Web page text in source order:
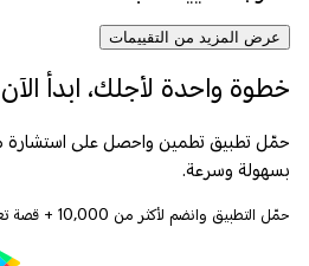
عرض المزيد من التقييمات
خطوة واحدة لأجلك، ابدأ الآن
حمّل تطبيق تطمين واحصل على
بسهولة وسرعة.
حمّل التطبيق وانضم لأكثر من 10,000 + قصة